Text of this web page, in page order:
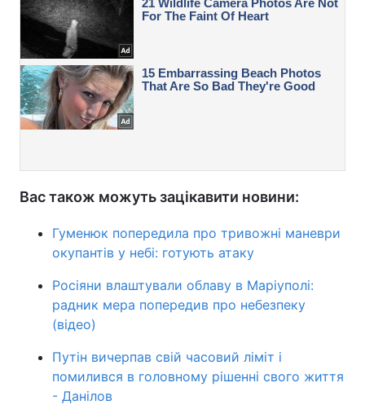
Вас також можуть зацікавити новини:
Гуменюк попередила про тривожні маневри
окупантів у небі: готують атаку
Росіяни влаштували облаву в Маріуполі:
радник мера попередив про небезпеку
(відео)
Путін вичерпав свій часовий ліміт і
помилився в головному рішенні свого життя
- Данілов